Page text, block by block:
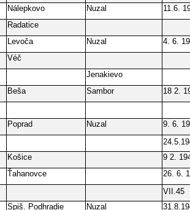
Nálepkovo Nuzal
11.6.
Radatice
Levoča Nuzal
4. 6.
Véč
Jenakievo
Beša Sambor
18 2.
Poprad Nuzal
9. 6.
Košice
9 2.
Ťahanovce
26. 6.
VII.45
Spiš. Podhradie Nuzal